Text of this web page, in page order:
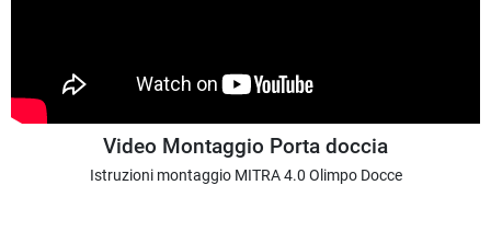
Video Montaggio Porta doccia
Istruzioni montaggio MITRA 4.0 Olimpo Docce